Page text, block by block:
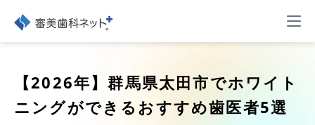
【2026年】群馬県太田市でホワイト
ニングができるおすすめ歯医者5選